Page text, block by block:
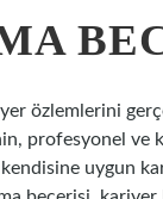
özlemlerini
profesyonel ve
uygun